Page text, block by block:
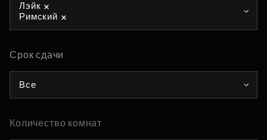
Лэйк
Римский
Срок сдачи
Все
Количество комнат